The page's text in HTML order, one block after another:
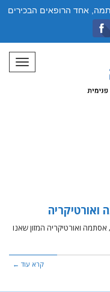
תפריט
ואורטיקריה
ואורטיקריה המזון שאנו
קרא עוד ←
אחד הרופאים הבכירים